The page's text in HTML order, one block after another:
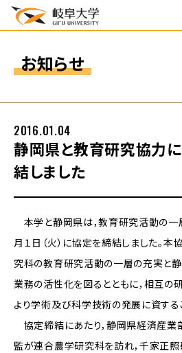
お知らせ
静岡県と教育研究協力
結しました
2016.01.04
本学と静岡県は，教育研究活動の一
月１日（火）に協定を締結しました。
究科の教育研究活動の一層の充実と
業務の活性化を図るとともに，相互の
より学術及び科学技術の発展に資する
協定締結にあたり，静岡県経済産
監が連合農学研究科を訪れ，千家正